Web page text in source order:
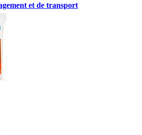
et de transport